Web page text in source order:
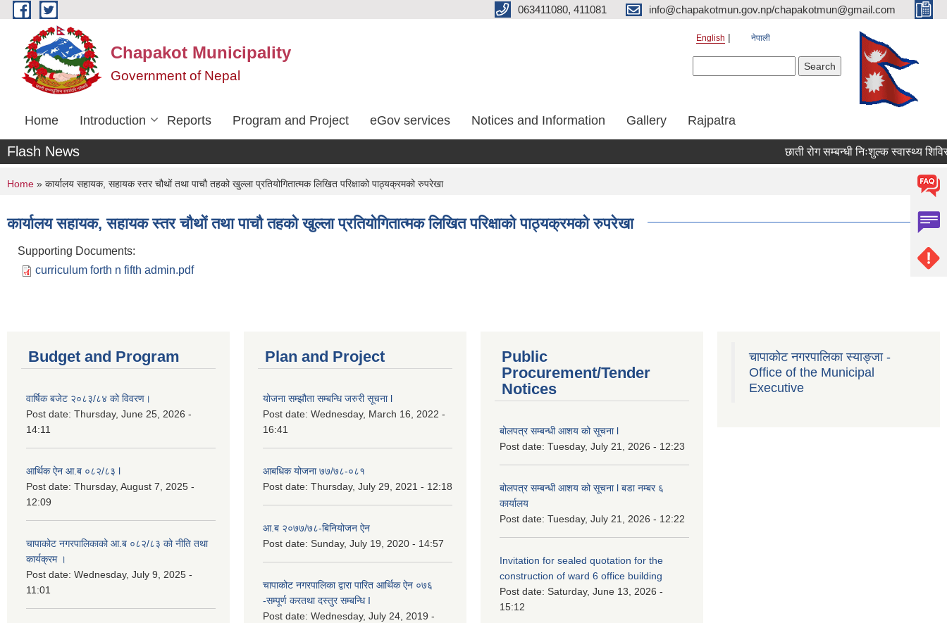
Skip to main content 063411080, 411081 info@chapakotmun.gov.np/chapakotmun@gmail.com
Chapakot Municipality
Government of Nepal
English नेपाली
Home Introduction Reports Program and Project eGov services Notices and Information Gallery Rajpatra
Flash News छाती रोग सम्बन्धी निःशुल्क स्वास्थ्य शिविर
You are here
Home » कार्यालय सहायक, सहायक स्तर चौथों तथा पाचौ तहको खुल्ला प्रतियोगितात्मक लिखित परिक्षाको पाठ्यक्रमको रुपरेखा
कार्यालय सहायक, सहायक स्तर चौथों तथा पाचौ तहको खुल्ला प्रतियोगितात्मक लिखित परिक्षाको पाठ्यक्रमको रुपरेखा
Supporting Documents:
curriculum forth n fifth admin.pdf
Budget and Program
वार्षिक बजेट २०८३/८४ को विवरण।
Post date: Thursday, June 25, 2026 -
14:11
आर्थिक ऐन आ.ब ०८२/८३ l
Post date: Thursday, August 7, 2025 -
12:09
चापाकोट नगरपालिकाको आ.ब ०८२/८३ को नीति तथा
कार्यक्रम ।
Post date: Wednesday, July 9, 2025 -
11:01
Plan and Project
योजना सम्झौता सम्बन्धि जरुरी सूचना l
Post date: Wednesday, March 16, 2022 -
16:41
आबधिक योजना ७७/७८-०८१
Post date: Thursday, July 29, 2021 - 12:18
आ.ब २०७७/७८-बिनियोजन ऐन
Post date: Sunday, July 19, 2020 - 14:57
चापाकोट नगरपालिका द्वारा पारित आर्थिक ऐन ०७६
-सम्पूर्ण करतथा दस्तुर सम्बन्धि I
Post date: Wednesday, July 24, 2019 -
Public
Procurement/Tender
Notices
बोलपत्र सम्बन्धी आशय को सूचना l
Post date: Tuesday, July 21, 2026 - 12:23
बोलपत्र सम्बन्धी आशय को सूचना l बडा नम्बर ६
कार्यालय
Post date: Tuesday, July 21, 2026 - 12:22
Invitation for sealed quotation for the
construction of ward 6 office building
Post date: Saturday, June 13, 2026 -
15:12
चापाकोट नगरपालिका स्याङ्जा -
Office of the Municipal
Executive